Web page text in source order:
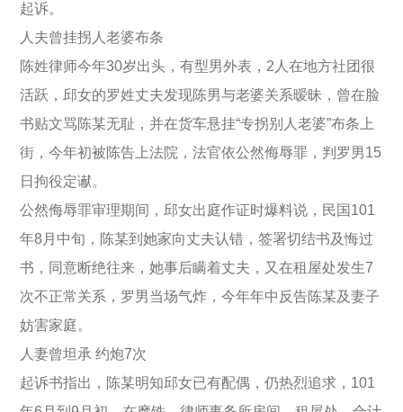
起诉。
人夫曾挂拐人老婆布条
陈姓律师今年30岁出头，有型男外表，2人在地方社团很
活跃，邱女的罗姓丈夫发现陈男与老婆关系暧昧，曾在脸
书贴文骂陈某无耻，并在货车悬挂“专拐别人老婆”布条上
街，今年初被陈告上法院，法官依公然侮辱罪，判罗男15
日拘役定谳。
公然侮辱罪审理期间，邱女出庭作证时爆料说，民国101
年8月中旬，陈某到她家向丈夫认错，签署切结书及悔过
书，同意断绝往来，她事后瞒着丈夫，又在租屋处发生7
次不正常关系，罗男当场气炸，今年年中反告陈某及妻子
妨害家庭。
人妻曾坦承 约炮7次
起诉书指出，陈某明知邱女已有配偶，仍热烈追求，101